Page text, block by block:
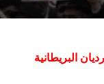
البريطانية